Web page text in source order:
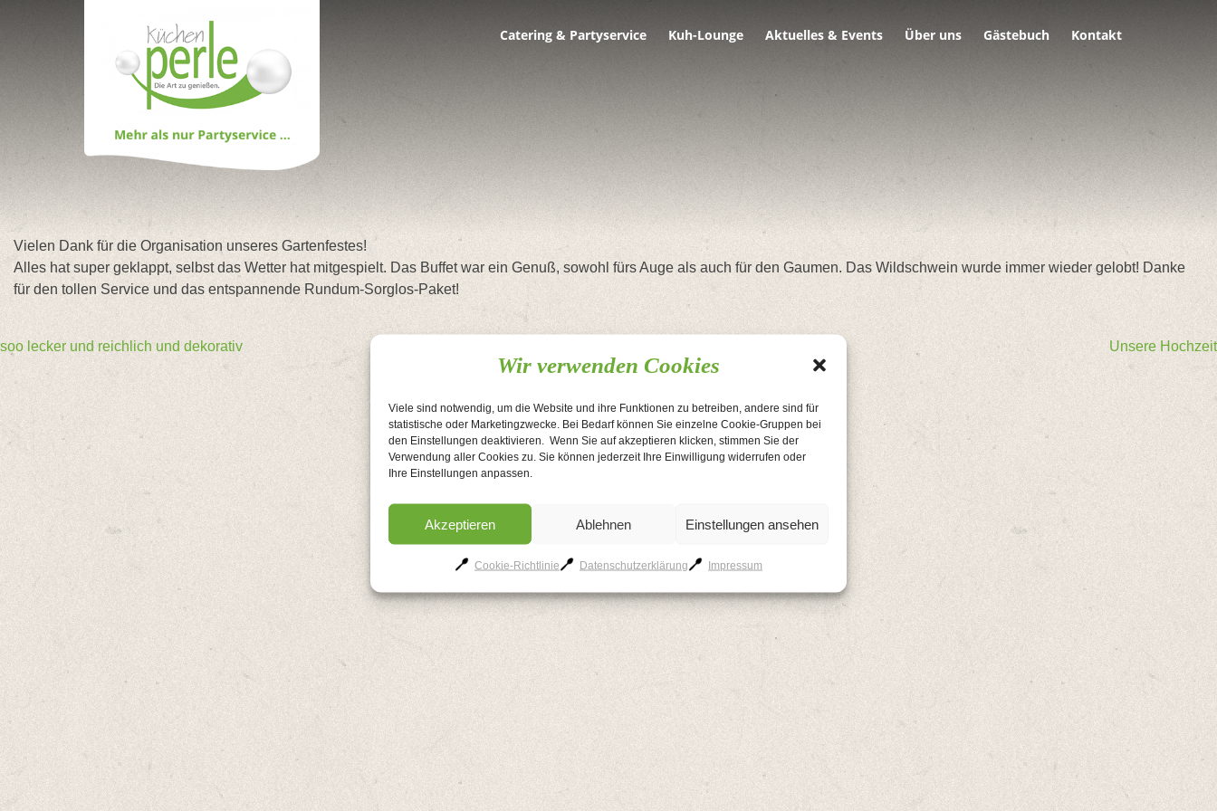
Wir verwenden Cookies
Viele sind notwendig, um die Website und ihre Funktionen zu betreiben, andere sind für
statistische oder Marketingzwecke. Bei Bedarf können Sie einzelne Cookie-Gruppen bei
den Einstellungen deaktivieren. Wenn Sie auf akzeptieren klicken, stimmen Sie der
Verwendung aller Cookies zu. Sie können jederzeit Ihre Einwilligung widerrufen oder
Ihre Einstellungen anpassen.
Akzeptieren Ablehnen Einstellungen ansehen
Cookie-Richtlinie Datenschutzerklärung Impressum
Catering & Partyservice Kuh-Lounge Aktuelles & Events Über uns Gästebuch Kontakt
Vielen Dank für die Organisation unseres Gartenfestes!
Alles hat super geklappt, selbst das Wetter hat mitgespielt. Das Buffet war ein Genuß, sowohl fürs Auge als auch für den Gaumen. Das Wildschwein wurde immer wieder gelobt! Danke
für den tollen Service und das entspannende Rundum-Sorglos-Paket!
Beitragsnavigation
soo lecker und reichlich und dekorativ Unsere Hochzeit
AGB Kontakt Impressum Datenschutzerklärung Cookie-Richtlinie